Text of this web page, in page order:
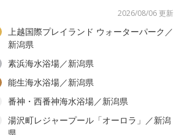
2026/08/06 更新
上越国際プレイランド ウォーターパーク／
新潟県
素浜海水浴場／新潟県
能生海水浴場／新潟県
番神・西番神海水浴場／新潟県
湯沢町レジャープール「オーロラ」／新潟